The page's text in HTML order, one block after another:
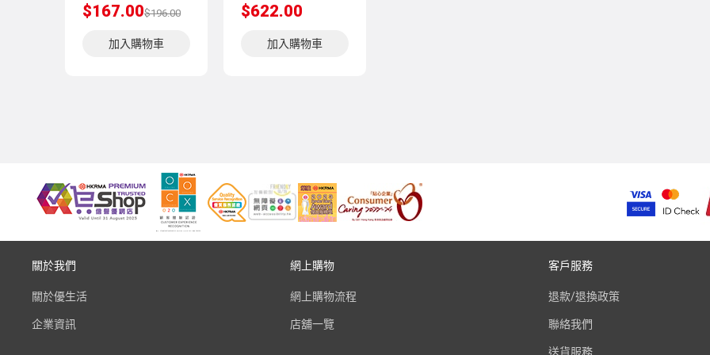
$167.00$196.00
加入購物車
$622.00
加入購物車
關於我們
關於優生活
企業資訊
網上購物
網上購物流程
店舖一覽
客戶服務
退款/退換政策
聯絡我們
送貨服務